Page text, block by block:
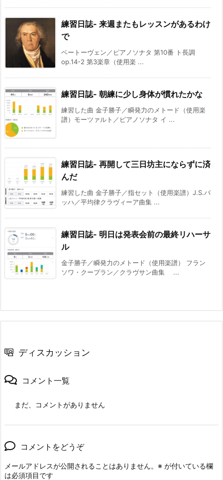
練習日誌- 来週またもレッスンがあるわけ
で
ベートーヴェン／ピアノソナタ 第10番 ト長調
op.14-2 第3楽章（使用楽 ...
練習日誌- 朝練に少し身体が慣れたかな
練習した曲 金子勝子／瞬発力のメトード（使用楽
譜）モーツァルト／ピアノソナタ イ ...
練習日誌- 再開して三日坊主にならずに済
んだ
練習した曲 金子勝子／指セット（使用楽譜）J.S.バ
ッハ／平均律クラヴィーア曲集 ...
練習日誌- 明日は発表会前の最終リハーサ
ル
金子勝子／瞬発力のメトード（使用楽譜） フラン
ソワ・クープラン／クラヴサン曲集 ...
ディスカッション
コメント一覧
まだ、コメントがありません
コメントをどうぞ
メールアドレスが公開されることはありません。 ※ が付いている欄
は必須項目です